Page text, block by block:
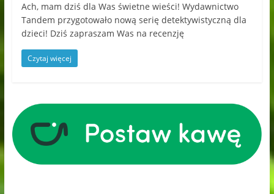
Ach, mam dziś dla Was świetne wieści! Wydawnictwo
Tandem przygotowało nową serię detektywistyczną dla
dzieci! Dziś zapraszam Was na recenzję
Czytaj więcej